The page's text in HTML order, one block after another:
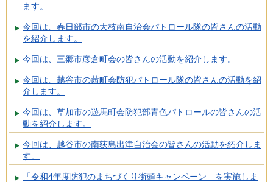
ます。
今回は、春日部市の大枝南自治会パトロール隊の皆さんの活動
を紹介します。
今回は、三郷市彦倉町会の皆さんの活動を紹介します。
今回は、越谷市の茜町会防犯パトロール隊の皆さんの活動を紹
介します。
今回は、草加市の遊馬町会防犯部青色パトロールの皆さんの活
動を紹介します。
今回は、越谷市の南荻島出津自治会の皆さんの活動を紹介しま
す。
「令和4年度防犯のまちづくり街頭キャンペーン」を実施しま